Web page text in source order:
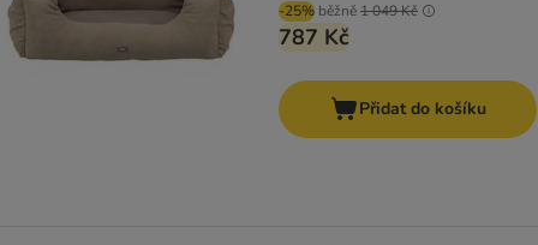
-25% běžně1 049 Kč
787 Kč
Přidat do košíku